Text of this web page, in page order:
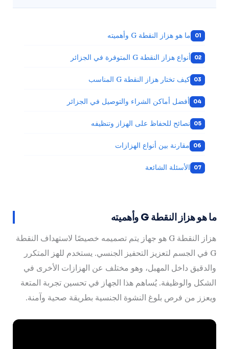
ما هو هزاز النقطة G وأهميته
أنواع هزاز النقطة G المتوفرة في الجزائر
كيف تختار هزاز النقطة G المناسب
أفضل أماكن الشراء والتوصيل في الجزائر
نصائح للحفاظ على الهزاز وتنظيفه
مقارنة بين أنواع الهزازات
الأسئلة الشائعة
ما هو هزاز النقطة G وأهميته
هزاز النقطة G هو جهاز يتم تصميمه خصيصًا لاستهداف النقطة
G في الجسم لتعزيز التحفيز الجنسي. يستخدم للهز المتكرر
والدقيق داخل المهبل، وهو مختلف عن الهزازات الأخرى في
الشكل والوظيفة. يُساهم هذا الجهاز في تحسين تجربة المتعة
ويعزز من فرص بلوغ النشوة الجنسية بطريقة صحية وآمنة.